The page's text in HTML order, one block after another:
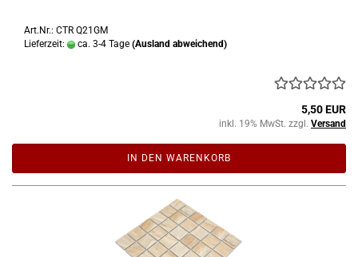
Art.Nr.: CTR Q21GM
Lieferzeit:
ca. 3-4 Tage (Ausland abweichend)
5,50 EUR
inkl. 19% MwSt. zzgl. Versand
IN DEN WARENKORB